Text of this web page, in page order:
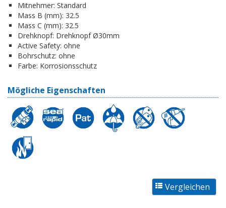
Mitnehmer: Standard
Mass B (mm): 32.5
Mass C (mm): 32.5
Drehknopf: Drehknopf Ø30mm
Active Safety: ohne
Bohrschutz: ohne
Farbe: Korrosionsschutz
Mögliche Eigenschaften